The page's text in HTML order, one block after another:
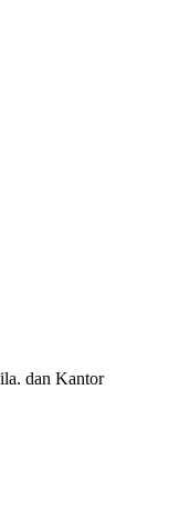
dan Kantor